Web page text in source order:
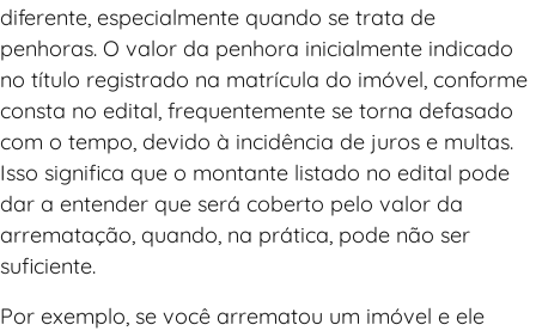
diferente, especialmente quando se trata de
penhoras. O valor da penhora inicialmente indicado
no título registrado na matrícula do imóvel, conforme
consta no edital, frequentemente se torna defasado
com o tempo, devido à incidência de juros e multas.
Isso significa que o montante listado no edital pode
dar a entender que será coberto pelo valor da
arrematação, quando, na prática, pode não ser
suficiente.
Por exemplo, se você arrematou um imóvel e ele